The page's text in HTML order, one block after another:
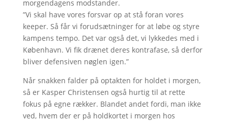
morgendagens modstander.
”Vi skal have vores forsvar op at stå foran vores
keeper. Så får vi forudsætninger for at løbe og styre
kampens tempo. Det var også det, vi lykkedes med i
København. Vi fik drænet deres kontrafase, så derfor
bliver defensiven nøglen igen.”
Når snakken falder på optakten for holdet i morgen,
så er Kasper Christensen også hurtig til at rette
fokus på egne rækker. Blandet andet fordi, man ikke
ved, hvem der er på holdkortet i morgen hos